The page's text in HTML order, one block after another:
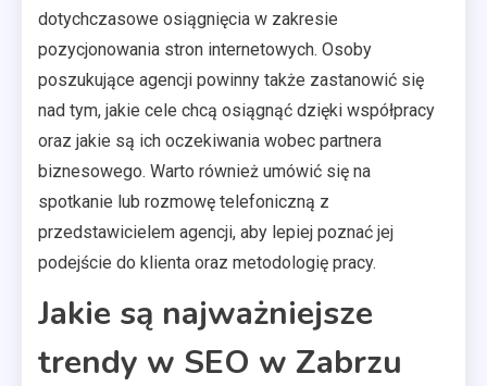
dotychczasowe osiągnięcia w zakresie
pozycjonowania stron internetowych. Osoby
poszukujące agencji powinny także zastanowić się
nad tym, jakie cele chcą osiągnąć dzięki współpracy
oraz jakie są ich oczekiwania wobec partnera
biznesowego. Warto również umówić się na
spotkanie lub rozmowę telefoniczną z
przedstawicielem agencji, aby lepiej poznać jej
podejście do klienta oraz metodologię pracy.
Jakie są najważniejsze
trendy w SEO w Zabrzu